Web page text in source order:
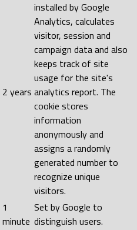
2 years
installed by Google
Analytics, calculates
visitor, session and
campaign data and also
keeps track of site
usage for the site's
analytics report. The
cookie stores
information
anonymously and
assigns a randomly
generated number to
recognize unique
visitors.
1
minute
Set by Google to
distinguish users.